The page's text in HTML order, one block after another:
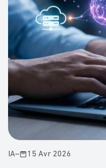
IA– 15 Avr 2026